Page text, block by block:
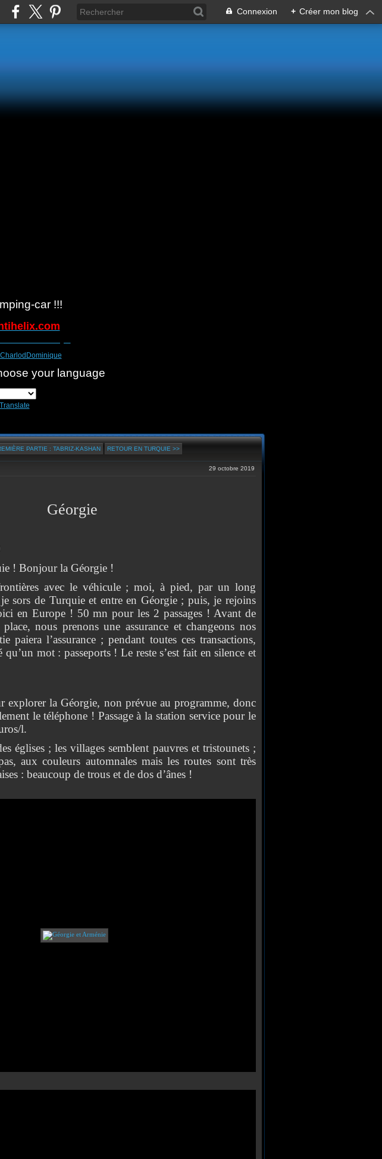
Connexion + Créer mon blog
car !!!
your language
Translate
PARTIE : TABRIZ-KASHAN RETOUR EN TURQUIE >>
29 octobre 2019
Géorgie
Bonjour la Géorgie !
avec le véhicule ; moi, à pied, par un long
sors de Turquie et entre en Géorgie ; puis, je rejoins
en Europe ! 50 mn pour les 2 passages ! Avant de
nous prenons une assurance et changeons nos
paiera l’assurance ; pendant toutes ces transactions,
qu’un mot : passeports ! Le reste s’est fait en silence et
la Géorgie, non prévue au programme, donc
le téléphone ! Passage à la station service pour le
l.
; les villages semblent pauvres et tristounets ;
aux couleurs automnales mais les routes sont très
: beaucoup de trous et de dos d’ânes !